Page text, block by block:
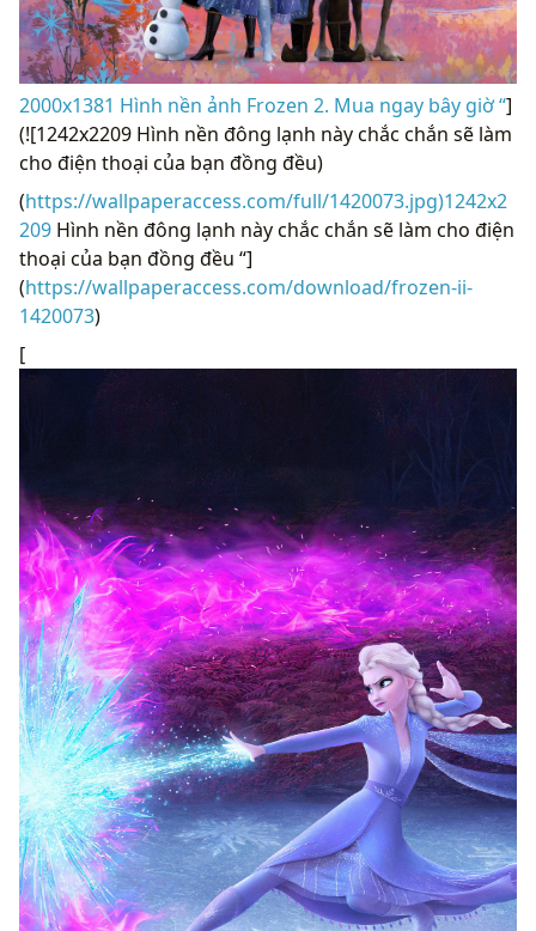
2000x1381 Hình nền ảnh Frozen 2. Mua ngay bây giờ “]
(![1242x2209 Hình nền đông lạnh này chắc chắn sẽ làm
cho điện thoại của bạn đồng đều)
(https://wallpaperaccess.com/full/1420073.jpg)1242x2
209 Hình nền đông lạnh này chắc chắn sẽ làm cho điện
thoại của bạn đồng đều “]
(https://wallpaperaccess.com/download/frozen-ii-
1420073)
[